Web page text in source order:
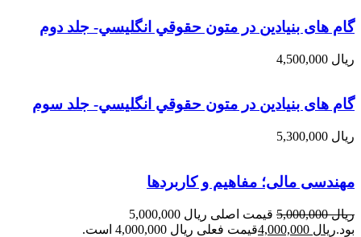
گام های بنیادین در متون حقوقي انگليسي- جلد دوم
ریال
گام های بنیادین در متون حقوقي انگليسي- جلد سوم
ریال
مهندسی مالی؛ مفاهیم و کاربردها
ریال5,000,000
قیمت اصلی ریال 5,000,000
بود.ریال قیمت فعلی ریال 4,000,000 است.